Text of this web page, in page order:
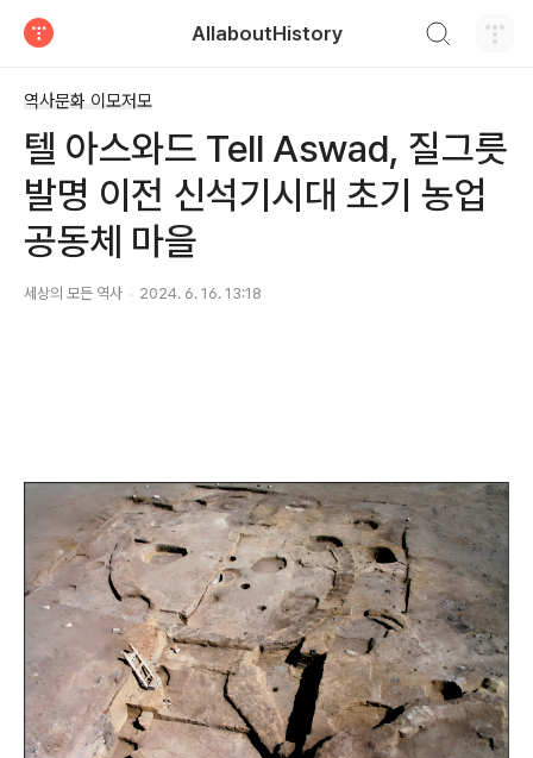
AllaboutHistory
역사문화 이모저모
텔 아스와드 Tell Aswad, 질그릇
발명 이전 신석기시대 초기 농업
공동체 마을
세상의 모든 역사 2024. 6. 16. 13:18